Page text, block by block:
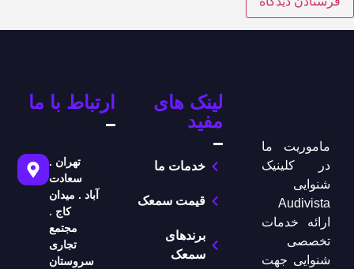
ماموریت ما
در کلینیک
شنوایی
Audivista
ارائه خدمات
تخصصی
شنوایی جهت
لینک های
مفید
خدمات ما
قیمت سمعک
برندهای
سمعک
ارتباط با ما
تهران .
سعادت
آباد . میدان
کاج .
مجتمع
تجاری
سروستان